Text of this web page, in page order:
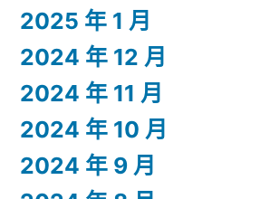
2025 年 1 月
2024 年 12 月
2024 年 11 月
2024 年 10 月
2024 年 9 月